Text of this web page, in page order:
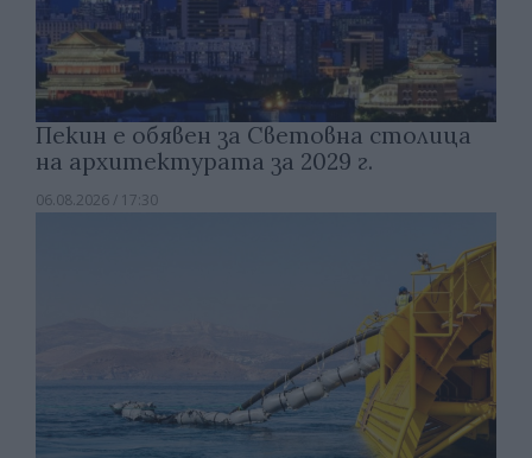
Пекин е обявен за Световна столица
на архитектурата за 2029 г.
06.08.2026 / 17:30